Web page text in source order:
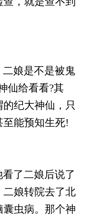
二娘是不是被鬼
仙给看看?其
纪大神仙，只
至能预知生死!
了二娘后说了
二娘转院去了北
虫病。那个神